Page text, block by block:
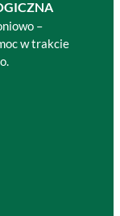
–
w trakcie